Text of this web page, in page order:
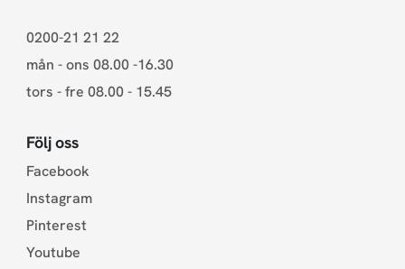
0200-21 21 22
mån - ons 08.00 -16.30
tors - fre 08.00 - 15.45
Följ oss
Facebook
Instagram
Pinterest
Youtube